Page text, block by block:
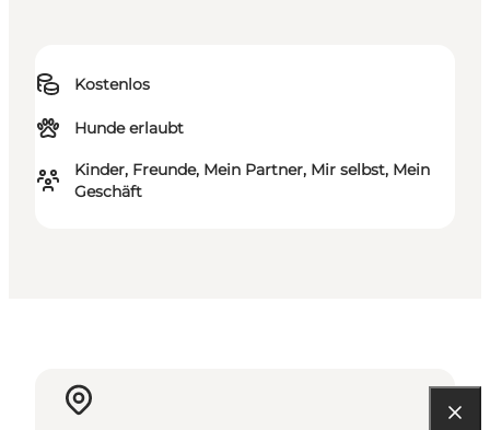
Kostenlos
Hunde erlaubt
Kinder, Freunde, Mein Partner, Mir selbst, Mein
Geschäft